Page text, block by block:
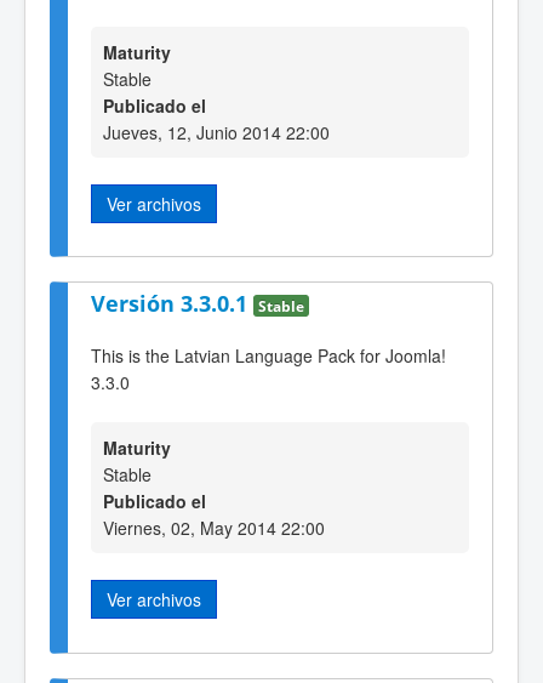
Maturity
Stable
Publicado el
Jueves, 12, Junio 2014 22:00
Ver archivos
Versión 3.3.0.1 Stable
This is the Latvian Language Pack for Joomla!
3.3.0
Maturity
Stable
Publicado el
Viernes, 02, May 2014 22:00
Ver archivos